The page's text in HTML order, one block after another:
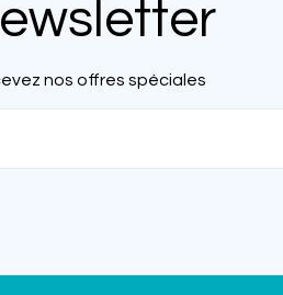
nos offres spéciales